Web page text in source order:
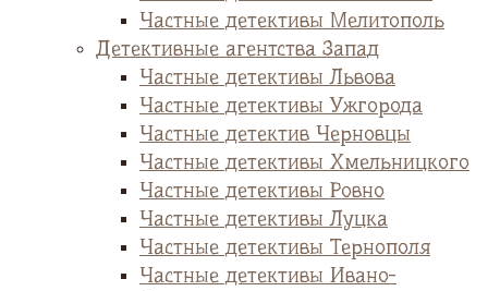
Частные детективы Мелитополь
Детективные агентства Запад
Частные детективы Львова
Частные детективы Ужгорода
Частные детектив Черновцы
Частные детективы Хмельницкого
Частные детективы Ровно
Частные детективы Луцка
Частные детективы Тернополя
Частные детективы Ивано-